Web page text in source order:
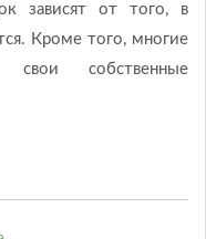
зависят от того, в
Кроме того, многие
свои собственные